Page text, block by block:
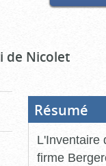
de Nicolet
Résumé
L'Inventaire
firme